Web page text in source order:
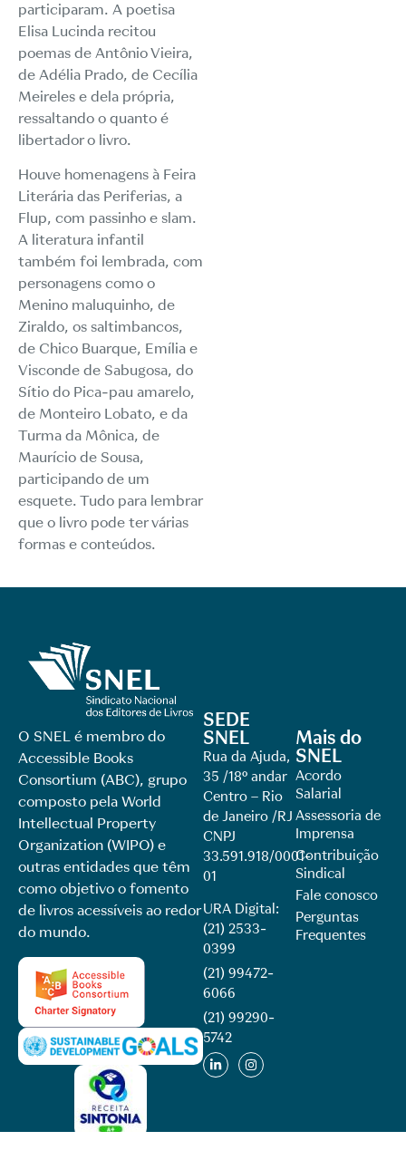
participaram. A poetisa
Elisa Lucinda recitou
poemas de Antônio Vieira,
de Adélia Prado, de Cecília
Meireles e dela própria,
ressaltando o quanto é
libertador o livro.
Houve homenagens à Feira
Literária das Periferias, a
Flup, com passinho e slam.
A literatura infantil
também foi lembrada, com
personagens como o
Menino maluquinho, de
Ziraldo, os saltimbancos,
de Chico Buarque, Emília e
Visconde de Sabugosa, do
Sítio do Pica-pau amarelo,
de Monteiro Lobato, e da
Turma da Mônica, de
Maurício de Sousa,
participando de um
esquete. Tudo para lembrar
que o livro pode ter várias
formas e conteúdos.
O SNEL é membro do
Accessible Books
Consortium (ABC), grupo
composto pela World
Intellectual Property
Organization (WIPO) e
outras entidades que têm
como objetivo o fomento
de livros acessíveis ao redor
do mundo.
SEDE
SNEL
Rua da Ajuda,
35 /18º andar
Centro – Rio
de Janeiro /RJ
CNPJ
33.591.918/0001-
01
URA Digital:
(21) 2533-
0399
(21) 99472-
6066
(21) 99290-
5742​
Mais do
SNEL
Acordo
Salarial
Assessoria de
Imprensa
Contribuição
Sindical
Fale conosco
Perguntas
Frequentes